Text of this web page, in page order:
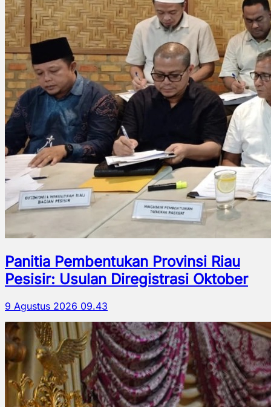
Panitia Pembentukan Provinsi Riau
Pesisir: Usulan Diregistrasi Oktober
9 Agustus 2026 09.43